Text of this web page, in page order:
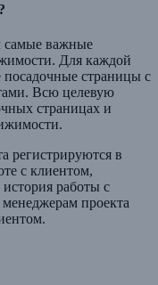
самые важные
Для каждой
посадочные страницы с
Всю целевую
страницах и
регистрируются в
с клиентом,
работы с
проекта